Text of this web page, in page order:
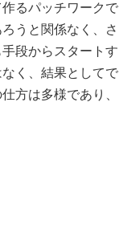
るパッチワークで
うと関係なく、さ
段からスタートす
く、結果としてで
方は多様であり、